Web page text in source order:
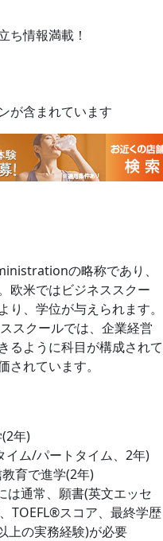
ち情報満載！
が含まれています
の略称であり、
欧米ではビジネススクー
、学位が与えられます。
スクールでは、企業経営
るように科目が構成されて
れています。
年)
ム/パートタイム、2年)
育で進学(2年)
通常、願書(英文エッセ
TOEFL®スコア、最終学歴
上の実務経験)が必要